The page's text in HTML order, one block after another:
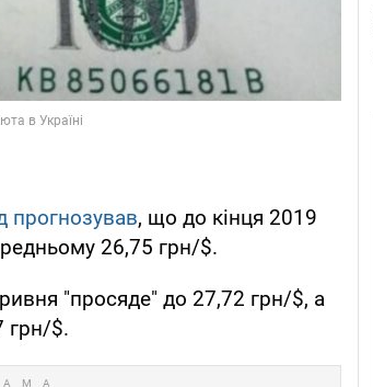
, що до кінця 2019
26,75 грн/$.
"просяде" до 27,72 грн/$, а
грн/$.